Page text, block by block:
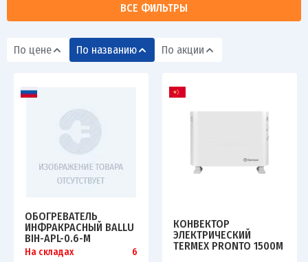
ВСЕ ФИЛЬТРЫ
По цене По названию По акции
ОБОГРЕВАТЕЛЬ
ИНФРАКРАСНЫЙ BALLU
BIH-APL-0.6-M
На складах 6
КОНВЕКТОР
ЭЛЕКТРИЧЕСКИЙ
TERMEX PRONTO 1500M